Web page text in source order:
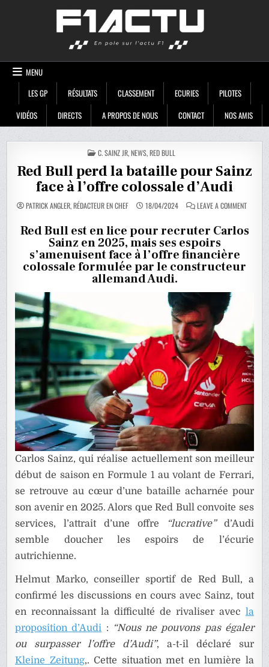
MENU
LES GP
RÉSULTATS CLASSEMENT ECURIES
PILOTES
VIDÉOS
DIRECTS A PROPOS DE NOUS CONTACT NOS AMIS
POSTED
IN
C. SAINZ JR,NEWS,RED BULL
Red Bull perd la bataille pour Sainz
face à l’offre colossale d’Audi
PATRICK ANGLER, RÉDACTEUR EN CHEF 18/04/2024 LEAVE A COMMENTON
RED
PERD
LA
Red Bull est en lice pour recruter Carlos
Sainz en 2025, mais ses espoirs
s’amenuisent face à l’offre financière
colossale formulée par le constructeur
allemand Audi.
Carlos Sainz, qui réalise actuellement son meilleur
début de saison en Formule 1 au volant de Ferrari,
se retrouve au cœur d’une bataille acharnée pour
son avenir en 2025. Alors que Red Bull convoite ses
services, l’attrait d’une offre
“lucrative”d’Audi
semble doucher les espoirs de l’écurie
autrichienne.
Helmut Marko, conseiller sportif de Red Bull, a
confirmé les discussions en cours avec Sainz, tout
en reconnaissant la difficulté de rivaliser avec la
proposition d’Audi :
“Nous ne pouvons pas égaler
ou surpasser l’offre d’Audi”, a-t-il déclaré sur
Kleine Zeitung,. Cette situation met en lumière la